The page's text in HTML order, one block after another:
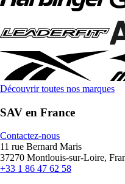
Découvrir toutes nos marques
SAV en France
Contactez-nous
11 rue Bernard Maris
37270 Montlouis-sur-Loire,
+33 1 86 47 62 58